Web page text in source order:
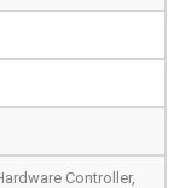
Controller,